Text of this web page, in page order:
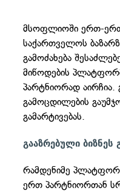
მსოფლიოში ერთ-
საქართველოს
გამოძახება
მიწოდების
პარტნიორად აირჩია.
გამოცდილების
გამარტივებას.
გააზრებული ბიზნეს
რამდენიმე
ერთ პარტნიორთან